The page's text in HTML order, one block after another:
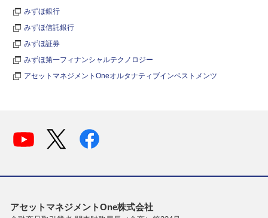
みずほ銀行
みずほ信託銀行
みずほ証券
みずほ第一フィナンシャルテクノロジー
アセットマネジメントOneオルタナティブインベストメンツ
アセットマネジメントOne株式会社